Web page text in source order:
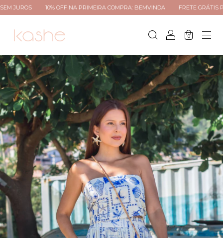
10% OFF NA PRIMEIRA COMPRA: BEMVINDA FRETE GRÁTIS PARA TODO
0